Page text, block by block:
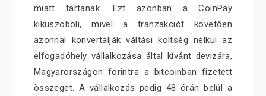
miatt tartanak. Ezt azonban a CoinPay
kiküszöböli, mivel a tranzakciót követően
azonnal konvertálják váltási költség nélkül az
elfogadóhely vállalkozása által kívánt devizára,
Magyarországon forintra a bitcoinban fizetett
összeget. A vállalkozás pedig 48 órán belül a